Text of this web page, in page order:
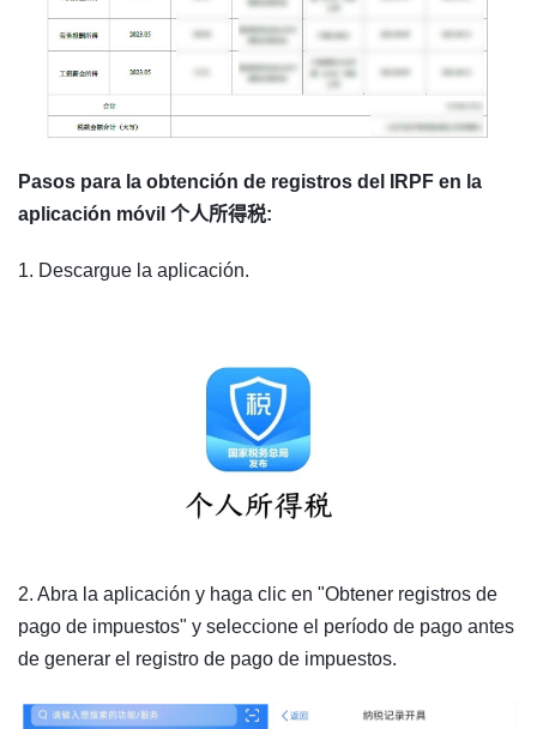
Pasos para la obtención de registros del IRPF en la
aplicación móvil 个人所得税:
1. Descargue la aplicación.
2. Abra la aplicación y haga clic en "Obtener registros de
pago de impuestos" y seleccione el período de pago antes
de generar el registro de pago de impuestos.